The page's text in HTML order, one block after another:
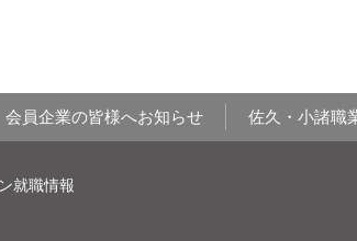
会員企業の皆様へお知らせ 佐久・小諸職
就職情報